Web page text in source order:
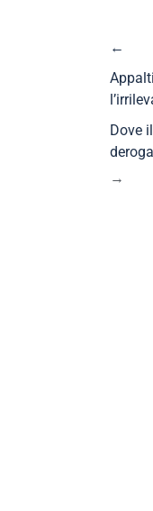
←
Dove
→